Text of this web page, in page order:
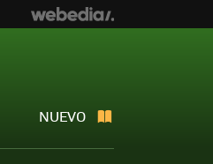
NUEVO